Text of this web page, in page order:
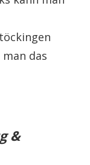
das
&